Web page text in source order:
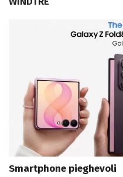
Smartphone pieghevoli